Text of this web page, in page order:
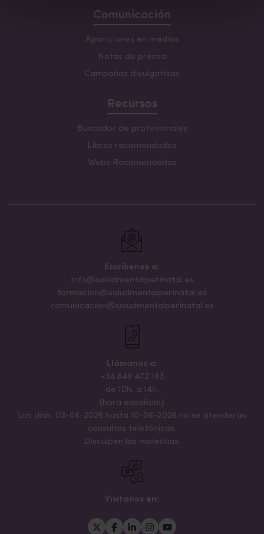
Comunicación
Apariciones en medios
Notas de prensa
Campañas divulgativas
Recursos
Buscador de profesionales
Libros recomendados
Webs Recomendadas
Escribenos a:
info@saludmentalperinatal.es
formacion@saludmentalperinatal.es
comunicacion@saludmentalperinatal.es
Llámanos a:
+34 648 472 183
de 10h. a 14h.
(hora española)
Los días: 03-08-2026 hasta 10-08-2026 no se atenderán
consultas telefónicas.
Disculpen las molestias.
Visítanos en: